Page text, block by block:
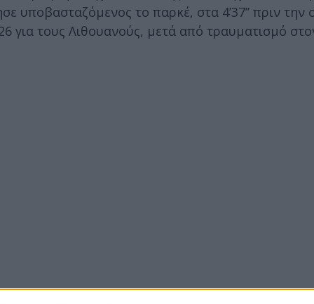
το παρκέ, στα 4’37’’ πριν την
για τους Λιθουανούς, μετά από τραυματισμό
21) και τα λιγότερα ριμπάουντ (37 , με την